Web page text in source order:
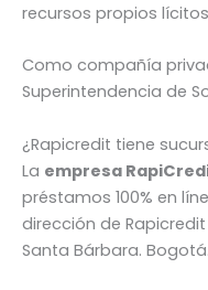
recursos propios
Como compañía
Superintendencia de
¿Rapicredit tiene
La empresa
préstamos 100% en
dirección de Rapicredit
Santa Bárbara. Bogotá.